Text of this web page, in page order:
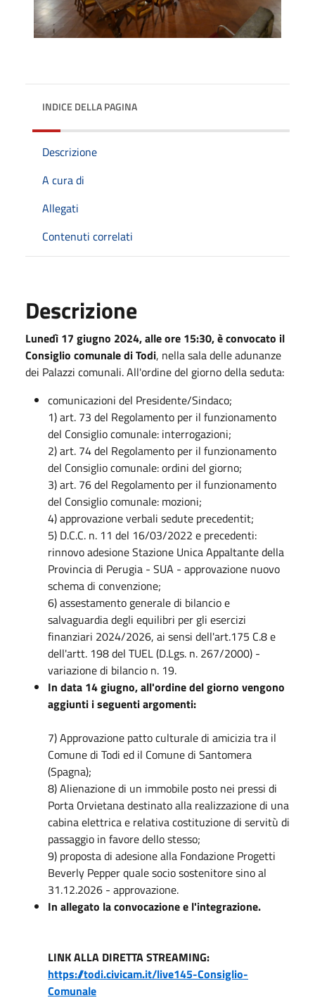
INDICE DELLA PAGINA
Descrizione
A cura di
Allegati
Contenuti correlati
Descrizione
Lunedì 17 giugno 2024, alle ore 15:30, è convocato il
Consiglio comunale di Todi, nella sala delle adunanze
dei Palazzi comunali.All'ordine del giorno della seduta:
comunicazioni del Presidente/Sindaco;
1) art. 73 del Regolamento per il funzionamento
del Consiglio comunale: interrogazioni;
2) art. 74 del Regolamento per il funzionamento
del Consiglio comunale: ordini del giorno;
3) art. 76 del Regolamento per il funzionamento
del Consiglio comunale: mozioni;
4) approvazione verbali sedute precedentit;
5) D.C.C. n. 11 del 16/03/2022 e precedenti:
rinnovo adesione Stazione Unica Appaltante della
Provincia di Perugia - SUA - approvazione nuovo
schema di convenzione;
6) assestamento generale di bilancio e
salvaguardia degli equilibri per gli esercizi
finanziari 2024/2026, ai sensi dell'art.175 C.8 e
dell'artt. 198 del TUEL (D.Lgs. n. 267/2000) -
variazione di bilancio n. 19.
In data 14 giugno, all'ordine del giorno vengono
aggiunti i seguenti argomenti:
7) Approvazione patto culturale di amicizia tra il
Comune di Todi ed il Comune di Santomera
(Spagna);
8) Alienazione di un immobile posto nei pressi di
Porta Orvietana destinato alla realizzazione di una
cabina elettrica e relativa costituzione di servitù di
passaggio in favore dello stesso;
9) proposta di adesione alla Fondazione Progetti
Beverly Pepper quale socio sostenitore sino al
31.12.2026 - approvazione.
In allegato la convocazione e l'integrazione.
LINK ALLA DIRETTA STREAMING:
https://todi.civicam.it/live145-Consiglio-
Comunale